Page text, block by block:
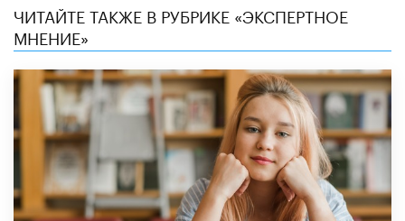
ЧИТАЙТЕ ТАКЖЕ В РУБРИКЕ «ЭКСПЕРТНОЕ
МНЕНИЕ»